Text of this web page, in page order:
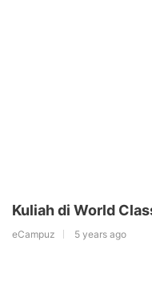
Kuliah di World
eCampuz 5 years ago